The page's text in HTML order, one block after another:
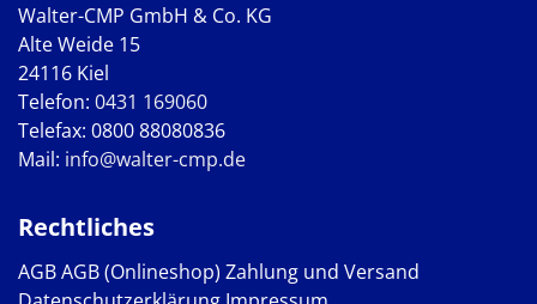
Walter-CMP GmbH & Co. KG
Alte Weide 15
24116 Kiel
Telefon: 0431 169060
Telefax: 0800 88080836
Mail: info@walter-cmp.de
Rechtliches
AGBAGB (Onlineshop) Zahlung und Versand